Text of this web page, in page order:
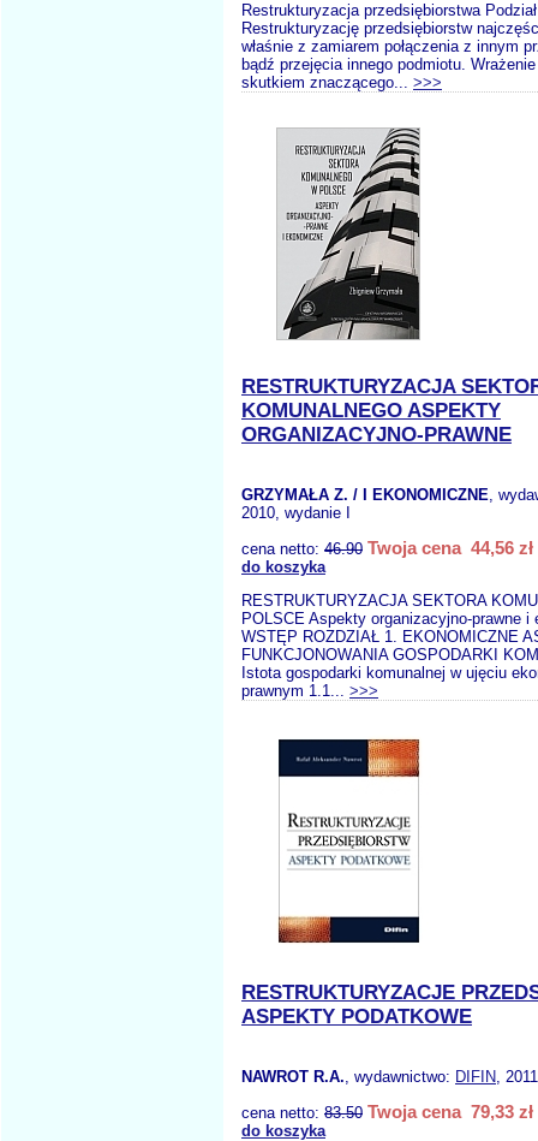
Restrukturyzacja przedsiębiorstwa
Restrukturyzację przedsiębiorstw
właśnie z zamiarem połączenia z innym
bądź przejęcia innego podmiotu.
skutkiem znaczącego... >>>
RESTRUKTURYZACJA
KOMUNALNEGO ASPEKTY
ORGANIZACYJNO-PRAWNE
GRZYMAŁA Z. / I EKONOMICZNE,
2010, wydanie I
cena netto: 46.90 Twoja cena 44,56 zł
do koszyka
RESTRUKTURYZACJA SEKTORA
POLSCE Aspekty organizacyjno-prawne i
WSTĘP ROZDZIAŁ 1. EKONOMICZNE
FUNKCJONOWANIA GOSPODARKI
Istota gospodarki komunalnej w ujęciu
prawnym 1.1... >>>
RESTRUKTURYZACJE
ASPEKTY PODATKOWE
NAWROT R.A., wydawnictwo: DIFIN,
cena netto: 83.50 Twoja cena 79,33 zł
do koszyka